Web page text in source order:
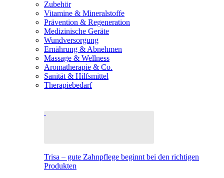
Zubehör
Vitamine & Mineralstoffe
Prävention & Regeneration
Medizinische Geräte
Wundversorgung
Ernährung & Abnehmen
Massage & Wellness
Aromatherapie & Co.
Sanität & Hilfsmittel
Therapiebedarf
Trisa – gute Zahnpflege beginnt bei den richtigen
Produkten